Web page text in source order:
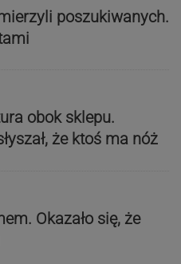
poszukiwanych.
obok sklepu.
że ktoś ma nóż
Okazało się, że